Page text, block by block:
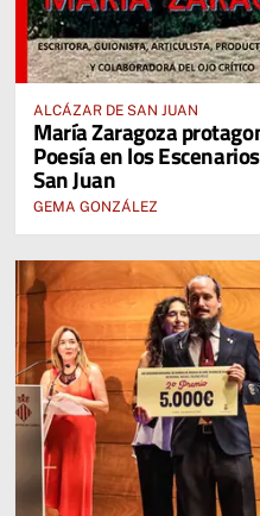
ALCÁZAR DE SAN JUAN
María Zaragoza
Poesía en los
San Juan
GEMA GONZÁLEZ